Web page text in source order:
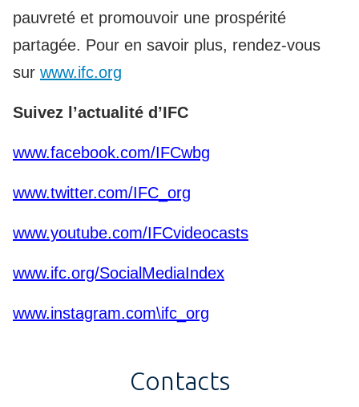
pauvreté et promouvoir une prospérité
partagée. Pour en savoir plus, rendez-vous
sur www.ifc.org
Suivez l’actualité d’IFC
www.facebook.com/IFCwbg
www.twitter.com/IFC_org
www.youtube.com/IFCvideocasts
www.ifc.org/SocialMediaIndex
www.instagram.com\ifc_org
Contacts